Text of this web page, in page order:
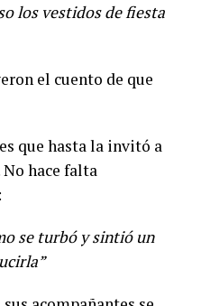
los vestidos de fiesta
el cuento de que
que hasta la invitó a
hace falta
se turbó y sintió un